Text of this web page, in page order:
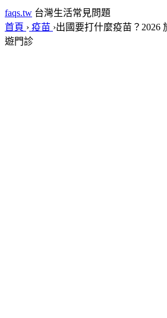
faqs.tw 台灣生活常見問題
首頁 › 疫苗 ›出國要打什麼疫苗？2026
遊門診